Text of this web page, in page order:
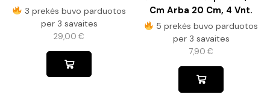
3 prekės buvo parduotos
per 3 savaites
29,00 €
Cm Arba 20 Cm, 4 Vnt.
5 prekės buvo parduotos
per 3 savaites
7,90 €